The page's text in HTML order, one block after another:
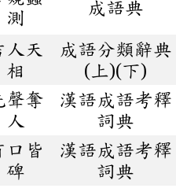
測
成語典
人天
相
成語分類辭典
(上)(下)
聲奪
人
漢語成語考釋
詞典
口皆
碑
漢語成語考釋
詞典